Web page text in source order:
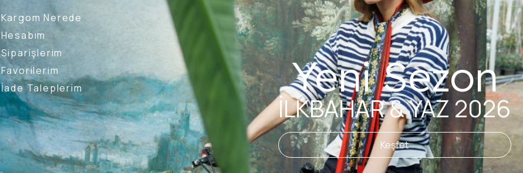
Kargom Nerede
Hesabım
Siparişlerim
Favorilerim
İade Taleplerim
Yeni Sezon
İLKBAHAR & YAZ 2026
Keşfet